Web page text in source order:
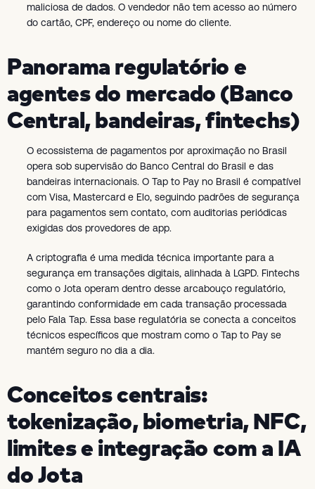
maliciosa de dados. O vendedor não tem acesso ao número
do cartão, CPF, endereço ou nome do cliente.
Panorama regulatório e
agentes do mercado (Banco
Central, bandeiras, fintechs)
O ecossistema de pagamentos por aproximação no Brasil
opera sob supervisão do Banco Central do Brasil e das
bandeiras internacionais. O Tap to Pay no Brasil é compatível
com Visa, Mastercard e Elo, seguindo padrões de segurança
para pagamentos sem contato, com auditorias periódicas
exigidas dos provedores de app.
A criptografia é uma medida técnica importante para a
segurança em transações digitais, alinhada à LGPD. Fintechs
como o Jota operam dentro desse arcabouço regulatório,
garantindo conformidade em cada transação processada
pelo Fala Tap. Essa base regulatória se conecta a conceitos
técnicos específicos que mostram como o Tap to Pay se
mantém seguro no dia a dia.
Conceitos centrais:
tokenização, biometria, NFC,
limites e integração com a IA
do Jota